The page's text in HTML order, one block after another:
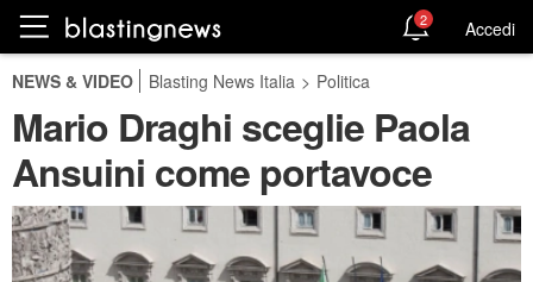
2 Accedi
NEWS & VIDEO Blasting News Italia > Politica
Mario Draghi sceglie Paola
Ansuini come portavoce